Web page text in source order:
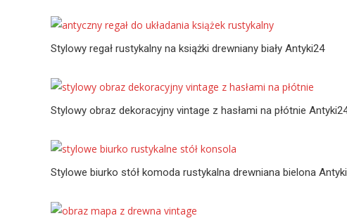
Stylowy regał rustykalny na książki drewniany biały Antyki24
Stylowy obraz dekoracyjny vintage z hasłami na płótnie
Stylowe biurko stół komoda rustykalna drewniana bielona